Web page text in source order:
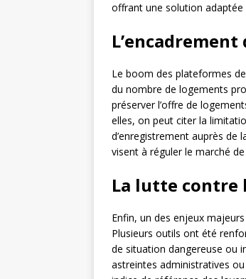
offrant une solution adaptée
Le boom des plateformes
du nombre de logements
préserver l’offre de
elles, on peut citer la
d’enregistrement auprès de
visent à réguler le marché
La lutte contre
Enfin, un des enjeux
Plusieurs outils ont été
de situation dangereuse ou
astreintes administratives